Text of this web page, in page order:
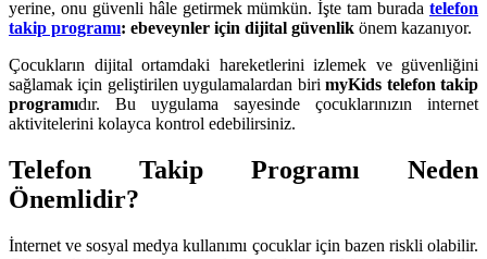
yerine, onu güvenli hâle getirmek mümkün. İşte tam burada telefon
takip programı: ebeveynler için dijital güvenlik önem kazanıyor.
Çocukların dijital ortamdaki hareketlerini izlemek ve güvenliğini
sağlamak için geliştirilen uygulamalardan birimyKids telefon takip
programıdır. Bu uygulama sayesinde çocuklarınızın internet
aktivitelerini kolayca kontrol edebilirsiniz.
Telefon Takip Programı Neden
Önemlidir?
İnternet ve sosyal medya kullanımı çocuklar için bazen riskli olabilir.